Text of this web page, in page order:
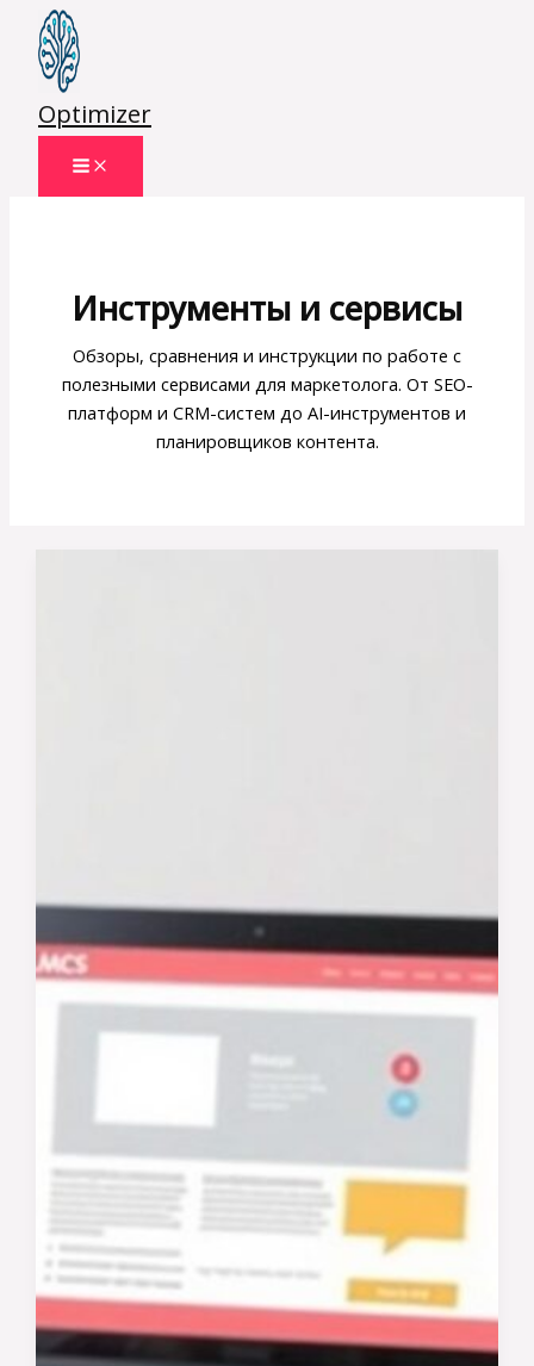
Перейти
содержимому
Optimizer
Инструменты и сервисы
Обзоры, сравнения и инструкции по работе с
полезными сервисами для маркетолога. От SEO-
платформ и CRM-систем до AI-инструментов и
планировщиков контента.